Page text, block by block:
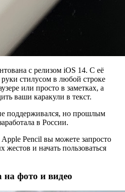
с релизом iOS 14. С её
стилусом в любой строке
или просто в заметках, а
ваши каракули в текст.
поддерживался, но прошлым
в России.
Pencil вы можете запросто
жестов и начать пользоваться
на фото и видео